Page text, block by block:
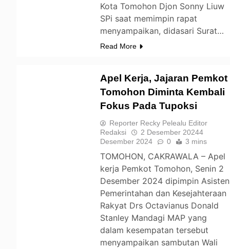
Kota Tomohon Djon Sonny Liuw
SPi saat memimpin rapat
menyampaikan, didasari Surat…
Read More
Apel Kerja, Jajaran Pemkot
Tomohon Diminta Kembali
Fokus Pada Tupoksi
Reporter Recky Pelealu Editor
Redaksi
2 Desember 20244
Desember 2024
0 3 mins
TOMOHON, CAKRAWALA – Apel
kerja Pemkot Tomohon, Senin 2
Desember 2024 dipimpin Asisten
Pemerintahan dan Kesejahteraan
Rakyat Drs Octavianus Donald
Stanley Mandagi MAP yang
dalam kesempatan tersebut
menyampaikan sambutan Wali